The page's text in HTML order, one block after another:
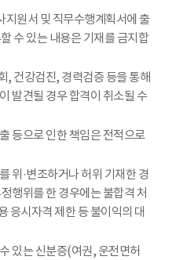
지원서 및 직무수행계획서에 출
수 있는 내용은 기재를 금지합
, 건강검진, 경력검증 등을 통해
발견될 경우 합격이 취소될 수
등으로 인한 책임은 전적으로
위·변조하거나 허위 기재한 경
행위를 한 경우에는 불합격 처
응시자격 제한 등 불이익의 대
있는 신분증(여권, 운전면허